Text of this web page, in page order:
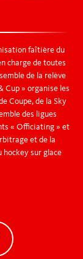
faîtière du
charge de toutes
de la relève
Cup » organise les
Coupe, de la Sky
des ligues
« Officiating » et
et de la
sur glace